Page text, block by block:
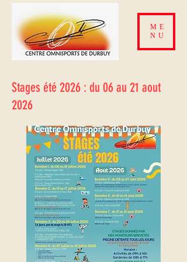
ME
NU
Stages été 2026 : du 06 au 21 aout
2026